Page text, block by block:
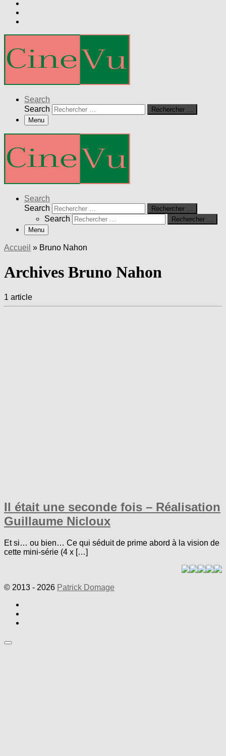
Search
Search
Rechercher …
Menu
Search
Search
Rechercher …
Search
Rechercher …
Menu
Accueil » Bruno Nahon
Archives Bruno Nahon
1 article
Il était une seconde fois – Réalisation
Guillaume Nicloux
Et si… ou bien… Ce qui séduit de prime abord à la vision de
cette mini-série (4 x […]
© 2013 - 2026 Patrick Domage